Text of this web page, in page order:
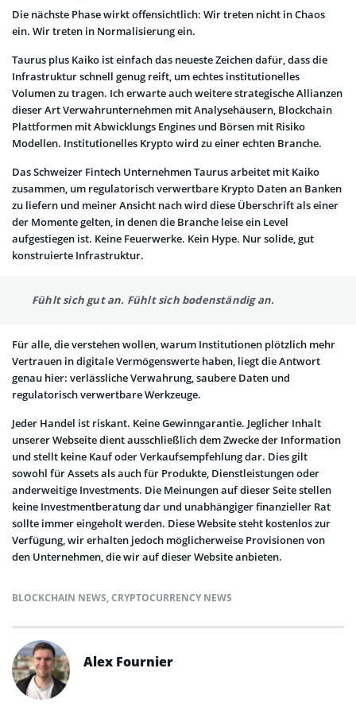
Die nächste Phase wirkt offensichtlich: Wir treten nicht in Chaos
ein. Wir treten in Normalisierung ein.
Taurus plus Kaiko ist einfach das neueste Zeichen dafür, dass die
Infrastruktur schnell genug reift, um echtes institutionelles
Volumen zu tragen. Ich erwarte auch weitere strategische Allianzen
dieser Art Verwahrunternehmen mit Analysehäusern, Blockchain
Plattformen mit Abwicklungs Engines und Börsen mit Risiko
Modellen. Institutionelles Krypto wird zu einer echten Branche.
Das Schweizer Fintech Unternehmen Taurus arbeitet mit Kaiko
zusammen, um regulatorisch verwertbare Krypto Daten an Banken
zu liefern und meiner Ansicht nach wird diese Überschrift als einer
der Momente gelten, in denen die Branche leise ein Level
aufgestiegen ist. Keine Feuerwerke. Kein Hype. Nur solide, gut
konstruierte Infrastruktur.
Fühlt sich gut an. Fühlt sich bodenständig an.
Für alle, die verstehen wollen, warum Institutionen plötzlich mehr
Vertrauen in digitale Vermögenswerte haben, liegt die Antwort
genau hier: verlässliche Verwahrung, saubere Daten und
regulatorisch verwertbare Werkzeuge.
Jeder Handel ist riskant. Keine Gewinngarantie. Jeglicher Inhalt
unserer Webseite dient ausschließlich dem Zwecke der Information
und stellt keine Kauf oder Verkaufsempfehlung dar. Dies gilt
sowohl für Assets als auch für Produkte, Dienstleistungen oder
anderweitige Investments. Die Meinungen auf dieser Seite stellen
keine Investmentberatung dar und unabhängiger finanzieller Rat
sollte immer eingeholt werden. Diese Website steht kostenlos zur
Verfügung, wir erhalten jedoch möglicherweise Provisionen von
den Unternehmen, die wir auf dieser Website anbieten.
BLOCKCHAIN NEWS,CRYPTOCURRENCY NEWS
Alex Fournier